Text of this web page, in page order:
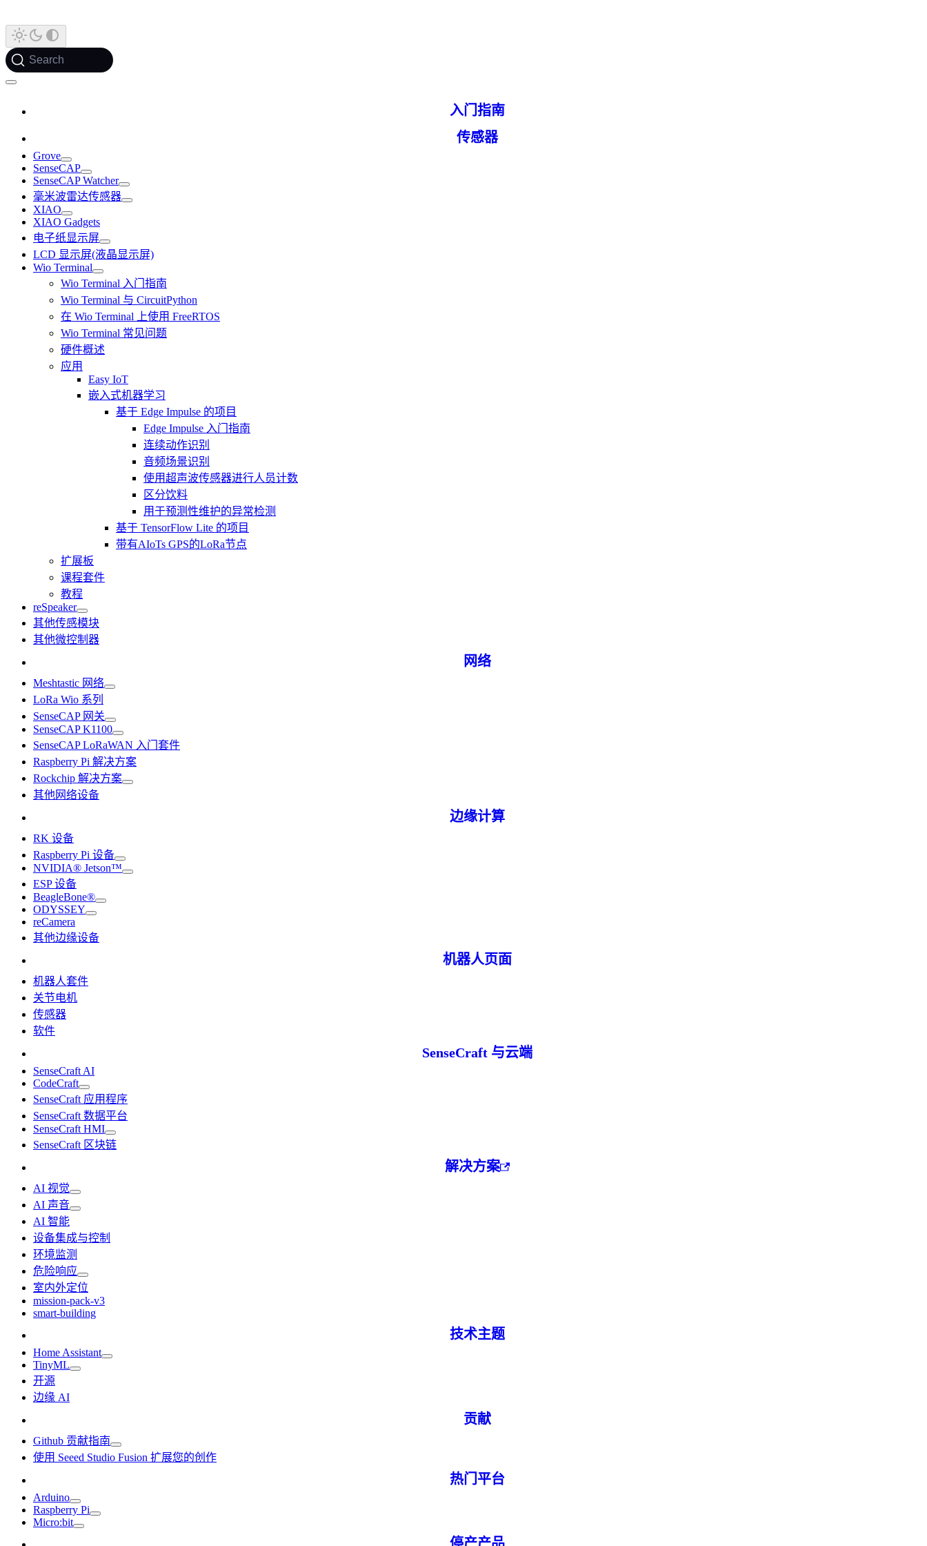
Search
入门指南
传感器
Grove
SenseCAP
SenseCAP Watcher
毫米波雷达传感器
XIAO
XIAO Gadgets
电子纸显示屏
LCD 显示屏(液晶显示屏)
Wio Terminal
Wio Terminal 入门指南
Wio Terminal 与 CircuitPython
在 Wio Terminal 上使用 FreeRTOS
Wio Terminal 常见问题
硬件概述
应用
Easy IoT
嵌入式机器学习
基于 Edge Impulse 的项目
Edge Impulse 入门指南
连续动作识别
音频场景识别
使用超声波传感器进行人员计数
区分饮料
用于预测性维护的异常检测
基于 TensorFlow Lite 的项目
带有AIoTs GPS的LoRa节点
扩展板
课程套件
教程
reSpeaker
其他传感模块
其他微控制器
网络
Meshtastic 网络
LoRa Wio 系列
SenseCAP 网关
SenseCAP K1100
SenseCAP LoRaWAN 入门套件
Raspberry Pi 解决方案
Rockchip 解决方案
其他网络设备
边缘计算
RK 设备
Raspberry Pi 设备
NVIDIA® Jetson™
ESP 设备
BeagleBone®
ODYSSEY
reCamera
其他边缘设备
机器人页面
机器人套件
关节电机
传感器
软件
SenseCraft 与云端
SenseCraft AI
CodeCraft
SenseCraft 应用程序
SenseCraft 数据平台
SenseCraft HMI
SenseCraft 区块链
解决方案
AI 视觉
AI 声音
AI 智能
设备集成与控制
环境监测
危险响应
室内外定位
mission-pack-v3
smart-building
技术主题
Home Assistant
TinyML
开源
边缘 AI
贡献
Github 贡献指南
使用 Seeed Studio Fusion 扩展您的创作
热门平台
Arduino
Raspberry Pi
Micro:bit